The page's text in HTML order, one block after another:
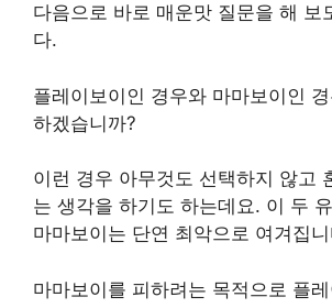
다음으로 바로 매운맛 질문을 해 보
다.
플레이보이인 경우와 마마보이인
하겠습니까?
이런 경우 아무것도 선택하지 않고
는 생각을 하기도 하는데요. 이 두
마마보이는 단연 최악으로 여겨집
마마보이를 피하려는 목적으로 플